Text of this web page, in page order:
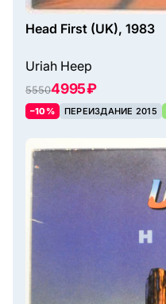
Head First (UK), 1983
Uriah Heep
55504995 ₽
–10% ПЕРЕИЗДАНИЕ 2015